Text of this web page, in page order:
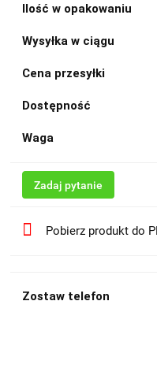
Ilość w opakowaniu
Wysyłka w ciągu
Cena przesyłki
Dostępność
Waga
Zadaj pytanie
Pobierz produkt do
Zostaw telefon